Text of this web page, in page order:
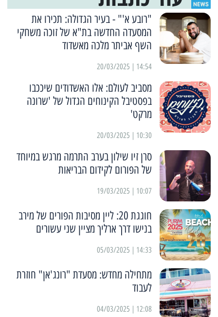
"רובע א'" - בעיר הגדולה: תכירו את
המסעדה החדשה בת"א של זוכה משחקי
השף אביתר מלכה מאשדוד
14:54 | 20/03/2025
מסביב לעולם: אלו האשדודים שיככבו
בפסטיבל הקינוחים הגדול של 'שרונה
מרקט'
10:30 | 20/03/2025
סרן זיו שילון בערב התרמה מרגש במיוחד
של הפורום לקידום הבריאות
10:07 | 19/03/2025
חוגגת 20: ליין מסיבות הפורים של מירב
בנישו דרך ארליך מציין שני עשורים
14:33 | 05/03/2025
מתחילה מחדש: מסעדת "רונג'אן" חוזרת
לעבוד
12:08 | 04/03/2025